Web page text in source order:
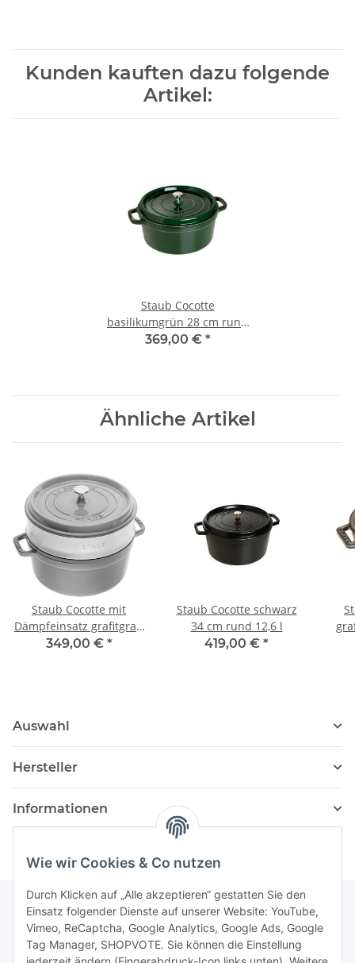
Wie wir Cookies & Co nutzen
Durch Klicken auf „Alle akzeptieren“ gestatten Sie den
Einsatz folgender Dienste auf unserer Website: YouTube,
Vimeo, ReCaptcha, Google Analytics, Google Ads, Google
Tag Manager, SHOPVOTE. Sie können die Einstellung
Kunden kauften dazu folgende
Artikel:
Staub Cocotte
basilikumgrün 28 cm rund
6,7 l
369,00 € *
Ähnliche Artikel
Staub Cocotte mit
Dämpfeinsatz grafitgrau
26 cm rund 5,2 l
349,00 € *
Staub Cocotte schwarz
34 cm rund 12,6 l
419,00 € *
Auswahl
Hersteller
Informationen
Newsletter Abonnieren